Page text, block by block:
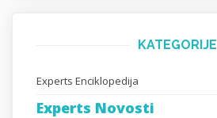
KATEGORIJE
Experts Enciklopedija
Experts Novosti